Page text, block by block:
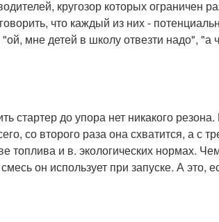
кругозор которых ограничен
что каждый из них -
мне детей в школу отвезти надо", "а
стартер до упора нет никакого
со второго раза она схватится, а с
топлива и в. экологических нормах.
он использует при запуске. А это,